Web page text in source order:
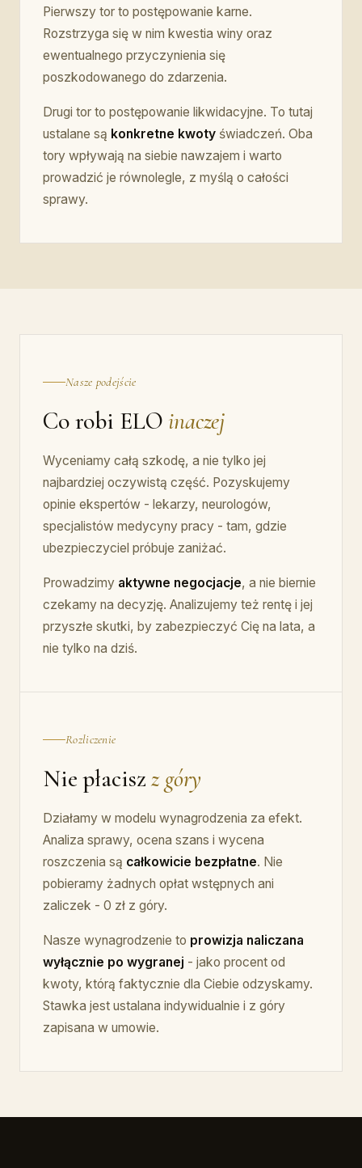
Pierwszy tor to postępowanie karne.
Rozstrzyga się w nim kwestia winy oraz
ewentualnego przyczynienia się
poszkodowanego do zdarzenia.
Drugi tor to postępowanie likwidacyjne. To tutaj
ustalane są konkretne kwoty świadczeń. Oba
tory wpływają na siebie nawzajem i warto
prowadzić je równolegle, z myślą o całości
sprawy.
Nasze podejście
Co robi ELO inaczej
Wyceniamy całą szkodę, a nie tylko jej
najbardziej oczywistą część. Pozyskujemy
opinie ekspertów - lekarzy, neurologów,
specjalistów medycyny pracy - tam, gdzie
ubezpieczyciel próbuje zaniżać.
Prowadzimy aktywne negocjacje, a nie biernie
czekamy na decyzję. Analizujemy też rentę i jej
przyszłe skutki, by zabezpieczyć Cię na lata, a
nie tylko na dziś.
Rozliczenie
Nie płaciszz góry
Działamy w modelu wynagrodzenia za efekt.
Analiza sprawy, ocena szans i wycena
roszczenia są całkowicie bezpłatne. Nie
pobieramy żadnych opłat wstępnych ani
zaliczek - 0 zł z góry.
Nasze wynagrodzenie to prowizja naliczana
wyłącznie po wygranej - jako procent od
kwoty, którą faktycznie dla Ciebie odzyskamy.
Stawka jest ustalana indywidualnie i z góry
zapisana w umowie.